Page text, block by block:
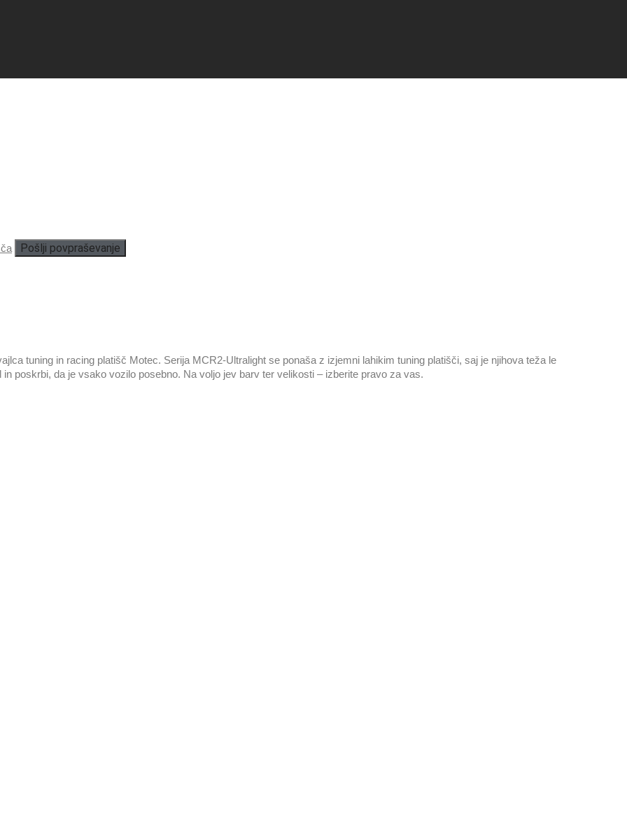
Pošlji povpraševanje
tuning in racing platišč Motec. Serija MCR2-Ultralight se ponaša z izjemni lahikim tuning platišči, saj je njihova teža le
poskrbi, da je vsako vozilo posebno. Na voljo jev barv ter velikosti – izberite pravo za vas.